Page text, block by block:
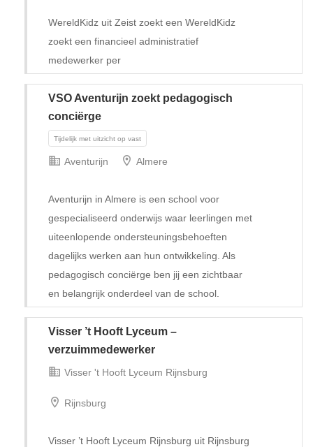
Tijdelijk
WereldKidz uit Zeist zoekt een WereldKidz
zoekt een financieel administratief
medewerker per
VSO Aventurijn zoekt pedagogisch
conciërge
Tijdelijk met uitzicht op vast
Aventurijn Almere
Aventurijn in Almere is een school voor
gespecialiseerd onderwijs waar leerlingen met
uiteenlopende ondersteuningsbehoeften
dagelijks werken aan hun ontwikkeling. Als
pedagogisch conciërge ben jij een zichtbaar
en belangrijk onderdeel van de school.
Visser ’t Hooft Lyceum –
verzuimmedewerker
Visser 't Hooft Lyceum Rijnsburg
Rijnsburg
Visser ’t Hooft Lyceum Rijnsburg uit Rijnsburg